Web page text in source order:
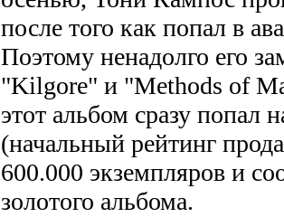
после того как попал в
Поэтому ненадолго его
"Kilgore" и "Methods of
этот альбом сразу попал
(начальный рейтинг
600.000 экземпляров и
золотого альбома.